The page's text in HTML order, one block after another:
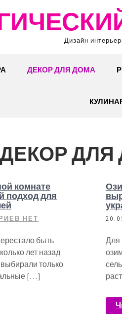
Дизайн
ДЕКОР ДЛЯ ДОМА
ДЕКОР
комнате
подход для
НЕТ
быть
лет назад
только
[…]
Для